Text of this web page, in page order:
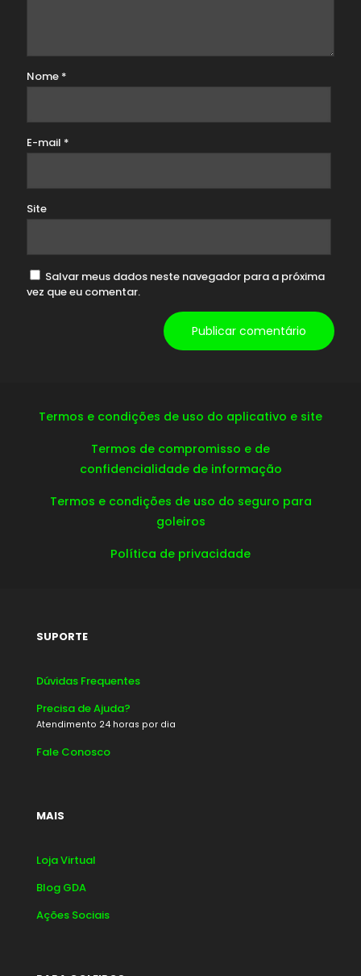
Nome *
E-mail *
Site
Salvar meus dados neste navegador para a próxima
vez que eu comentar.
Termos e condições de uso do aplicativo e site
Termos de compromisso e de
confidencialidade de informação
Termos e condições de uso do seguro para
goleiros
Política de privacidade
SUPORTE
Dúvidas Frequentes
Precisa de Ajuda?
Atendimento 24 horas por dia
Fale Conosco
MAIS
Loja Virtual
Blog GDA
Ações Sociais